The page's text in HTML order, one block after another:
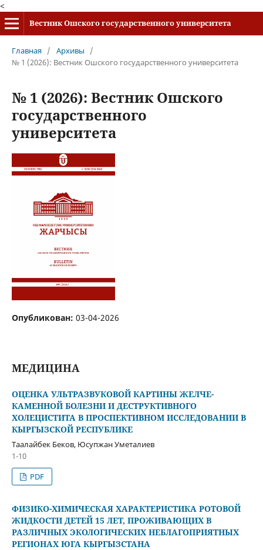
<
Вестник Ошского государственного университета
Главная / Архивы
/
№ 1 (2026): Вестник Ошского государственного университета
№ 1 (2026): Вестник Ошского
государственного
университета
Опубликован: 03-04-2026
МЕДИЦИНА
ОЦЕНКА УЛЬТРАЗВУКОВОЙ КАРТИНЫ ЖЕЛЧЕ-
КАМЕННОЙ БОЛЕЗНИ И ДЕСТРУКТИВНОГО
ХОЛЕЦИСТИТА В ПРОСПЕКТИВНОМ ИССЛЕДОВАНИИ В
КЫРГЫЗСКОЙ РЕСПУБЛИКЕ
Таалайбек Беков, Юсупжан Уметалиев
1-10
PDF
ФИЗИКО-ХИМИЧЕСКАЯ ХАРАКТЕРИСТИКА РОТОВОЙ
ЖИДКОСТИ ДЕТЕЙ 15 ЛЕТ, ПРОЖИВАЮЩИХ В
РАЗЛИЧНЫХ ЭКОЛОГИЧЕСКИХ НЕБЛАГОПРИЯТНЫХ
РЕГИОНАХ ЮГА КЫРГЫЗСТАНА